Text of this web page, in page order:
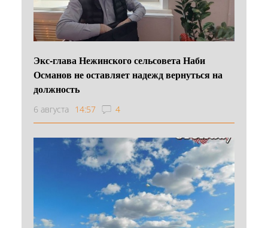
Экс-глава Нежинского сельсовета Наби
Османов не оставляет надежд вернуться на
должность
6 августа 14:57 4